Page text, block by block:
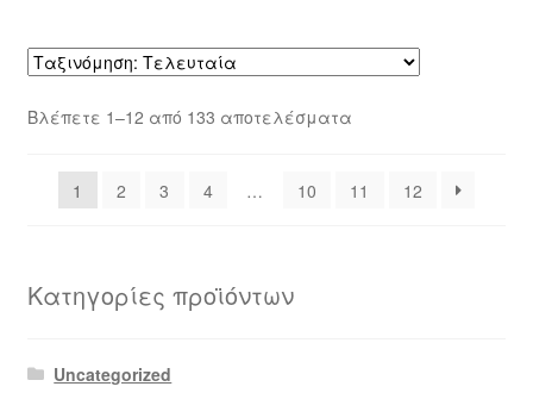
Βλέπετε 1–12 από 133 αποτελέσματαSorted
1
2 3 4 … 10 11 12
Κατηγορίες προϊόντων
Uncategorized